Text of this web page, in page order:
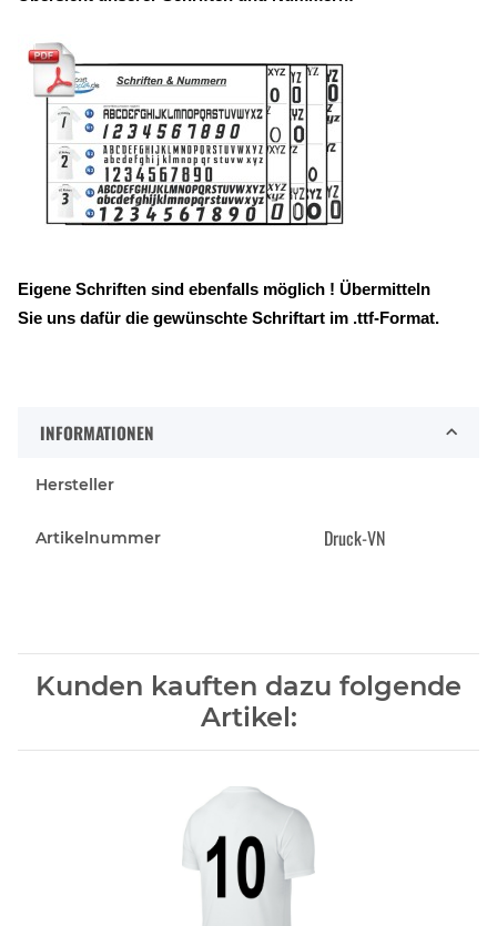
Eigene Schriften sind ebenfalls möglich ! Übermitteln
Sie uns dafür die gewünschte Schriftart im .ttf-Format.
INFORMATIONEN
Hersteller
Artikelnummer Druck-VN
Kunden kauften dazu folgende
Artikel: